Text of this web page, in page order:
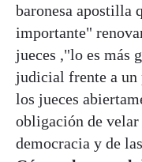
baronesa apostilla
importante"
jueces ,"lo es más
judicial frente a un
los jueces
obligación de
democracia y de